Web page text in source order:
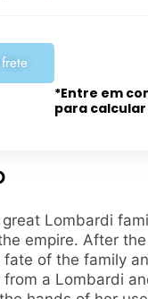
*Entre em
para
Lombardi
empire. After
fate of the family
from a Lombardi